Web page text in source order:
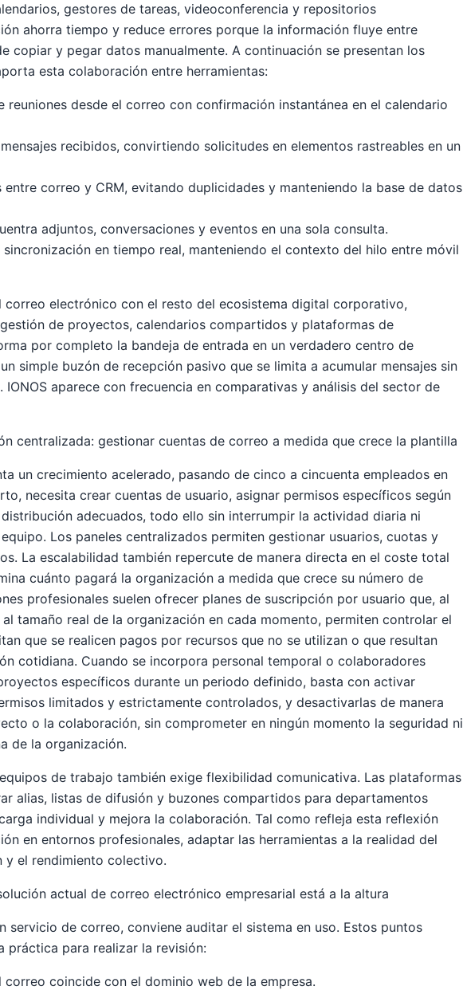
gestores de tareas, videoconferencia y repositorios
ahorra tiempo y reduce errores porque la información fluye entre
copiar y pegar datos manualmente. A continuación se presentan los
esta colaboración entre herramientas:
reuniones desde el correo con confirmación instantánea en el calendario
recibidos, convirtiendo solicitudes en elementos rastreables en un
correo y CRM, evitando duplicidades y manteniendo la base de datos
adjuntos, conversaciones y eventos en una sola consulta.
en tiempo real, manteniendo el contexto del hilo entre móvil
correo electrónico con el resto del ecosistema digital corporativo,
de proyectos, calendarios compartidos y plataformas de
por completo la bandeja de entrada en un verdadero centro de
simple buzón de recepción pasivo que se limita a acumular mensajes sin
aparece con frecuencia en comparativas y análisis del sector de
centralizada: gestionar cuentas de correo a medida que crece la plantilla
un crecimiento acelerado, pasando de cinco a cincuenta empleados en
necesita crear cuentas de usuario, asignar permisos específicos según
adecuados, todo ello sin interrumpir la actividad diaria ni
Los paneles centralizados permiten gestionar usuarios, cuotas y
La escalabilidad también repercute de manera directa en el coste total
cuánto pagará la organización a medida que crece su número de
profesionales suelen ofrecer planes de suscripción por usuario que, al
tamaño real de la organización en cada momento, permiten controlar el
que se realicen pagos por recursos que no se utilizan o que resultan
cotidiana. Cuando se incorpora personal temporal o colaboradores
específicos durante un periodo definido, basta con activar
limitados y estrictamente controlados, y desactivarlas de manera
o la colaboración, sin comprometer en ningún momento la seguridad ni
de la organización.
de trabajo también exige flexibilidad comunicativa. Las plataformas
alias, listas de difusión y buzones compartidos para departamentos
individual y mejora la colaboración. Tal como refleja esta reflexión
en entornos profesionales, adaptar las herramientas a la realidad del
el rendimiento colectivo.
actual de correo electrónico empresarial está a la altura
servicio de correo, conviene auditar el sistema en uso. Estos puntos
práctica para realizar la revisión:
coincide con el dominio web de la empresa.